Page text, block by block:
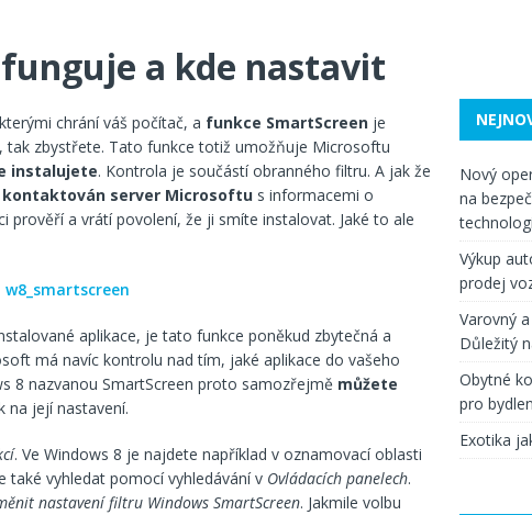
a kde nastavit
chrání váš počítač, a funkce SmartScreen je
tak zbystřete. Tato funkce totiž umožňuje Microsoftu
instalujete. Kontrola je součástí obranného filtru. A jak že
server Microsoftu s informacemi o
prověří a vrátí povolení, že ji smíte instalovat. Jaké to ale
aplikace, je tato funkce poněkud zbytečná a
má navíc kontrolu nad tím, jaké aplikace do vašeho
8 nazvanou SmartScreen proto samozřejmě můžete
na její nastavení.
. Ve Windows 8 je najdete například v oznamovací oblasti
také vyhledat pomocí vyhledávání v Ovládacích panelech.
nastavení filtru Windows SmartScreen. Jakmile volbu
Nový
na
Výkup
prodej
Varovný
Důležitý
Obytné
pro
Exotika